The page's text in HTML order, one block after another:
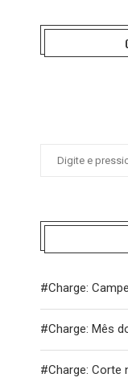
#Charge:
#Charge: Mês
#Charge: Corte